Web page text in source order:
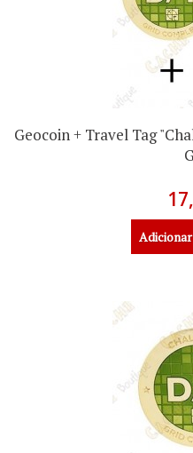
Geocoin + Travel Tag